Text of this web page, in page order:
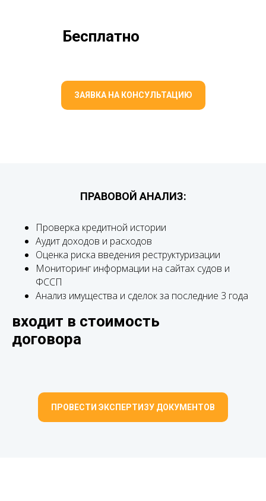
Бесплатно
ЗАЯВКА НА КОНСУЛЬТАЦИЮ
ПРАВОВОЙ АНАЛИЗ:
Проверка кредитной истории
Аудит доходов и расходов
Оценка риска введения реструктуризации
Мониторинг информации на сайтах судов и
ФССП
Анализ имущества и сделок за последние 3 года
входит в стоимость
договора
ПРОВЕСТИ ЭКСПЕРТИЗУ ДОКУМЕНТОВ